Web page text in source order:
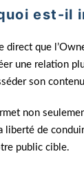
est-il
direct que
une relation
son
non
liberté de
public cible.